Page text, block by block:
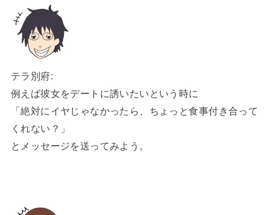
テラ別府:
例えば彼女をデートに誘いたいという時に
「絶対にイヤじゃなかったら、ちょっと食事付き合って
くれない？」
とメッセージを送ってみよう。